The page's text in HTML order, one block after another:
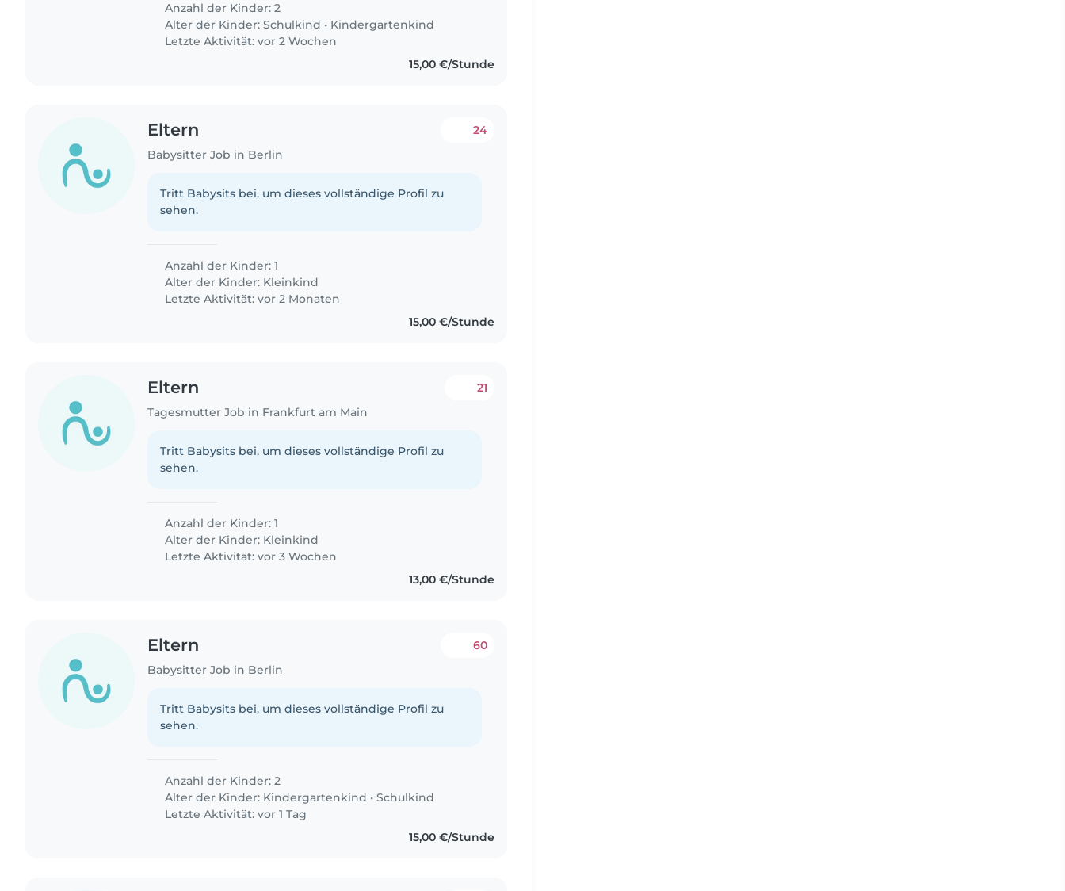
Anzahl der Kinder: 2
Alter der Kinder:Schulkind • Kindergartenkind
Letzte Aktivität: vor 2 Wochen
15,00 €/Stunde
Eltern
Babysitter Job in Berlin
24
Tritt Babysits bei, um dieses vollständige Profil zu
sehen.
Anzahl der Kinder: 1
Alter der Kinder: Kleinkind
Letzte Aktivität: vor 2 Monaten
15,00 €/Stunde
Eltern
Tagesmutter Job in Frankfurt am Main
21
Tritt Babysits bei, um dieses vollständige Profil zu
sehen.
Anzahl der Kinder: 1
Alter der Kinder: Kleinkind
Letzte Aktivität: vor 3 Wochen
13,00 €/Stunde
Eltern
Babysitter Job in Berlin
60
Tritt Babysits bei, um dieses vollständige Profil zu
sehen.
Anzahl der Kinder: 2
Alter der Kinder: Kindergartenkind •Schulkind
Letzte Aktivität: vor 1 Tag
15,00 €/Stunde